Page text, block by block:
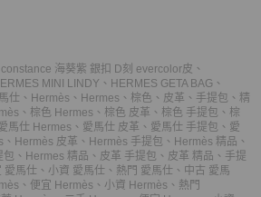
海葵紫 銀扣 D刻 evercolor皮 、
MINI LINDY 、 HERMES GETA BAG 、
仕 、 Hermès 、 Hermes 、 棕色 、 皮革 、 手提包 、 精
、 棕色 Hermes 、 棕色 皮革 、 棕色 手提包 、 棕
馬仕 Hermes 、 愛馬仕 皮革 、 愛馬仕 手提包 、 愛
、 Hermès 皮革 、 Hermès 手提包 、 Hermès 精品 、
包 、 Hermes 精品 、 皮革 手提包 、 皮革 精品 、 手提
愛馬仕 、 小資 愛馬仕 、 熱門 愛馬仕 、 中古 愛馬
、 便宜 Hermès 、 小資 Hermès 、 熱門